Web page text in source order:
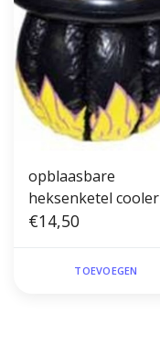
opblaasbare
heksenketel cooler
€14,50
TOEVOEGEN